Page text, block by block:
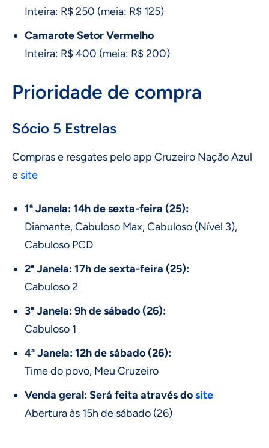
Inteira: R$ 250 (meia: R$ 125)
Camarote Setor Vermelho
Inteira: R$ 400 (meia: R$ 200)
Prioridade de compra
Sócio 5 Estrelas
Compras e resgates pelo app Cruzeiro Nação Azul
e site
1ª Janela: 14h de sexta-feira (25):
Diamante, Cabuloso Max, Cabuloso (Nível 3),
Cabuloso PCD
2ª Janela: 17h de sexta-feira (25):
Cabuloso 2
3ª Janela: 9h de sábado (26):
Cabuloso 1
4ª Janela: 12h de sábado (26):
Time do povo, Meu Cruzeiro
Venda geral: Será feita através dosite
Abertura às 15h de sábado (26)